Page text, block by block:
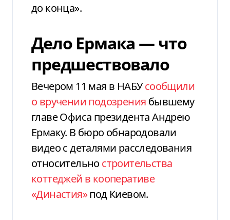
до конца».
Дело Ермака — что
предшествовало
Вечером 11 мая в НАБУсообщили
о вручении подозрения бывшему
главе Офиса президента Андрею
Ермаку. В бюро обнародовали
видео с деталями расследования
относительно строительства
коттеджей в кооперативе
«Династия»под Киевом.